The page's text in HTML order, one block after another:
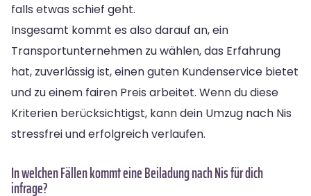
falls etwas schief geht.
Insgesamt kommt es also darauf an, ein
Transportunternehmen zu wählen, das Erfahrung
hat, zuverlässig ist, einen guten Kundenservice bietet
und zu einem fairen Preis arbeitet. Wenn du diese
Kriterien berücksichtigst, kann dein Umzug nach Nis
stressfrei und erfolgreich verlaufen.
In welchen Fällen kommt eine Beiladung nach Nis für dich
infrage?